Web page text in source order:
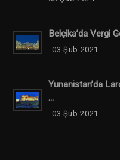
Belçika’da Vergi
03 Şub 2021
Yunanistan’da
...
03 Şub 2021